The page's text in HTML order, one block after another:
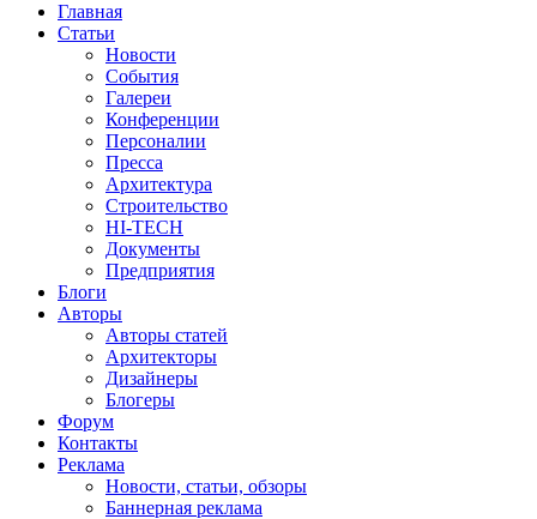
Главная
Статьи
Новости
События
Галереи
Конференции
Персоналии
Пресса
Архитектура
Строительство
HI-TECH
Документы
Предприятия
Блоги
Авторы
Авторы статей
Архитекторы
Дизайнеры
Блогеры
Форум
Контакты
Реклама
Новости, статьи, обзоры
Баннерная реклама